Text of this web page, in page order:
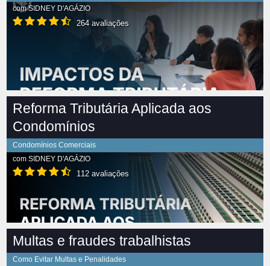
comSIDNEY D'AGÁZIO
264 avaliações
Reforma Tributária Aplicada aos
Condomínios
Condomínios Comerciais
com SIDNEY D'AGÁZIO
112 avaliações
Multas e fraudes trabalhistas
Como Evitar Multas e Penalidades